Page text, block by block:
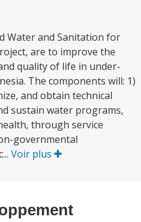
Water and Sanitation for
are to improve the
quality of life in under-
The components will: 1)
and obtain technical
sustain water programs,
through service
governmental
Voir plus